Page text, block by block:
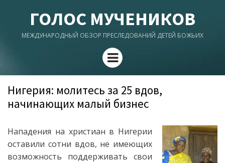
ГОЛОС МУЧЕНИКОВ
МЕЖДУНАРОДНЫЙ ОБЗОР ПРЕСЛЕДОВАНИЙ ДЕТЕЙ БОЖЬИХ
Menu
Нигерия: молитесь за 25 вдов,
начинающих малый бизнес
Нападения на христиан в Нигерии
оставили сотни вдов, не имеющих
возможность поддерживать свои